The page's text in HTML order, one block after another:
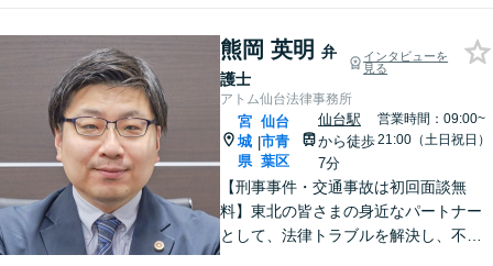
熊岡 英明 弁
護士
インタビューを
見る
アトム仙台法律事務所
宮
城
県
|
仙台
市青
葉区
仙台駅
から徒歩
7分
営業時間：09:00~
21:00（土日祝日）
【刑事事件・交通事故は初回面談無
料】東北の皆さまの身近なパートナー
として、法律トラブルを解決し、不安